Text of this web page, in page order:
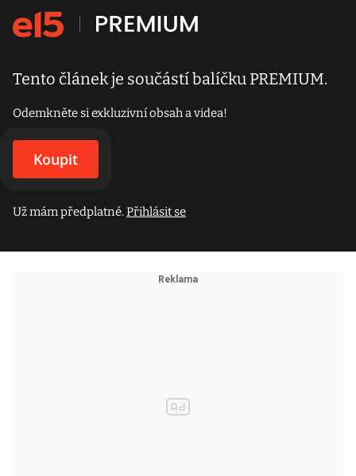
Tento článek je součástí balíčku PREMIUM.
Odemkněte si exkluzivní obsah a videa!
Koupit
Už mám předplatné.Přihlásit se